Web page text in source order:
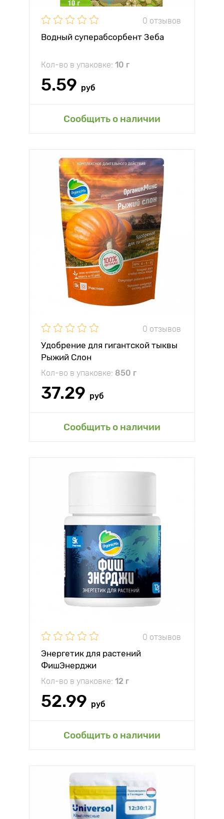
0 отзывов
Водный суперабсорбент Зеба
Кол-во в упаковке: 10 г
5.59 руб
Сообщить о наличии
0 отзывов
Удобрение для гигантской тыквы
Рыжий Слон
Кол-во в упаковке: 850 г
37.29 руб
Сообщить о наличии
0 отзывов
Энергетик для растений
ФишЭнерджи
Кол-во в упаковке: 12 г
52.99 руб
Сообщить о наличии